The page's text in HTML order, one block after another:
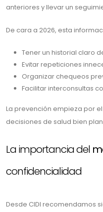
anteriores y llevar un
De cara a 2026, esta
Tener un historial claro
Evitar repeticiones
Organizar chequeos
Facilitar interconsultas
La prevención empieza por
decisiones de salud bien
La importancia del
confidencialidad
Desde CIDI recomendamos